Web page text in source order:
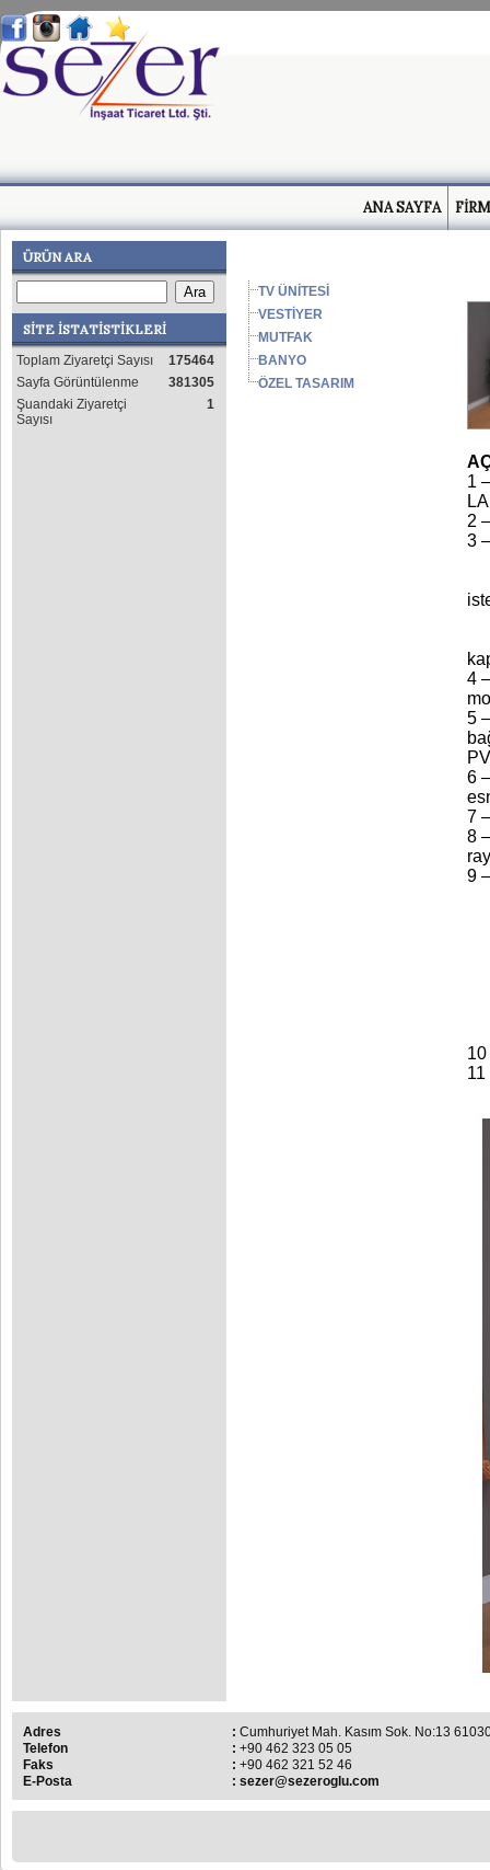
ANA SAYFA
ÜRÜN ARA
SİTE İSTATİSTİKLERİ
Toplam Ziyaretçi Sayısı
175464
Sayfa Görüntülenme
381305
Şuandaki Ziyaretçi
Sayısı
1
1
2
3
4
5
6
7
8
9
10
TV ÜNİTESİ
VESTİYER
MUTFAK
BANYO
ÖZEL TASARIM
Adres : Cumhuriyet Mah. Kasım Sok. No:13
Telefon
: +90 462 323 05 05
Faks
: +90 462 321 52 46
E-Posta
: sezer@sezeroglu.com